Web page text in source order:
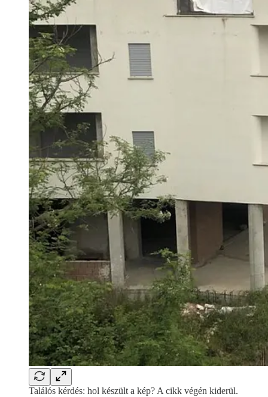
Találós kérdés: hol készült a kép? A cikk végén kiderül.